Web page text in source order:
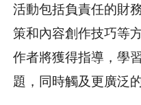
活動包括負責任的財
策和內容創作技巧等
作者將獲得指導，學
題，同時觸及更廣泛的